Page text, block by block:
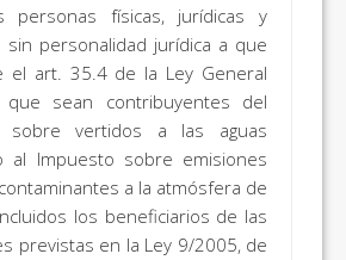
personas físicas, jurídicas y
sin personalidad jurídica a que
el art. 35.4 de la Ley General
que sean contribuyentes del
sobre vertidos a las aguas
al Impuesto sobre emisiones
a la atmósfera de
los beneficiarios de las
previstas en la Ley 9/2005, de